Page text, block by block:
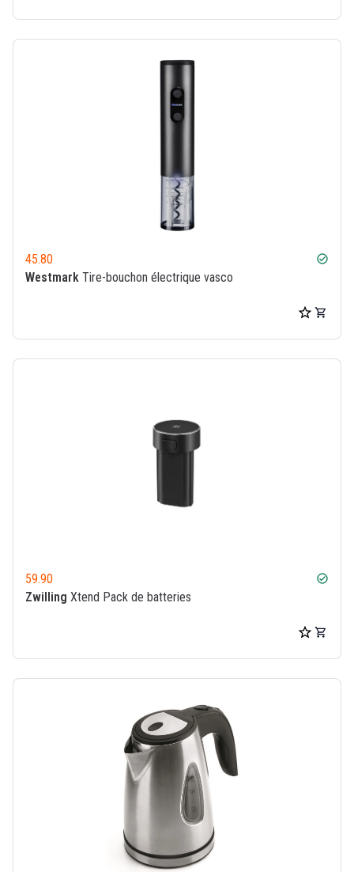
45.80 check_circle
Westmark Tire-bouchon électrique vasco
59.90 check_circle
Zwilling Xtend Pack de batteries